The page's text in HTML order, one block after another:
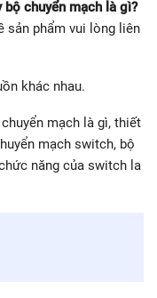
chuyển mạch là gì?
sản phẩm vui lòng liên
khác nhau.
mạch là gì, thiết
mạch switch, bộ
năng của switch la